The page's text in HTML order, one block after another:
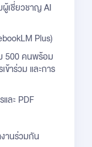
ผู้เชี่ยวชาญ AI
Plus)
500 คนพร้อม
าร่วม และการ
ละ PDF
านร่วมกัน